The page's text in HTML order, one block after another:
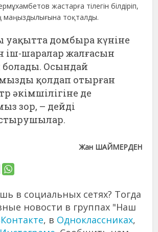
жастарға тілегін білдіріп,
маңыздылығына тоқталды.
уақытта домбыра күніне
іш-шаралар жалғасын
болады. Осындай
қолдап отырған
әкімшілігіне де
зор, – дейді
Жан ШАЙМЕРДЕН
в социальных сетях? Тогда
новости в группах "Наш
, в Одноклассниках,